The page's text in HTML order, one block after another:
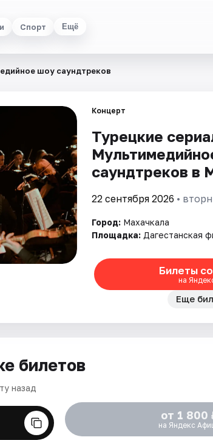
Спорт Ещё
шоу саундтреков
Концерт
Турецкие
саундтреков в
22 сентября 2026 •
Город: Махачкала
Площадка: Дагестанская
Билеты
на
Еще
билетов
назад
от 1 800
на Яндекс